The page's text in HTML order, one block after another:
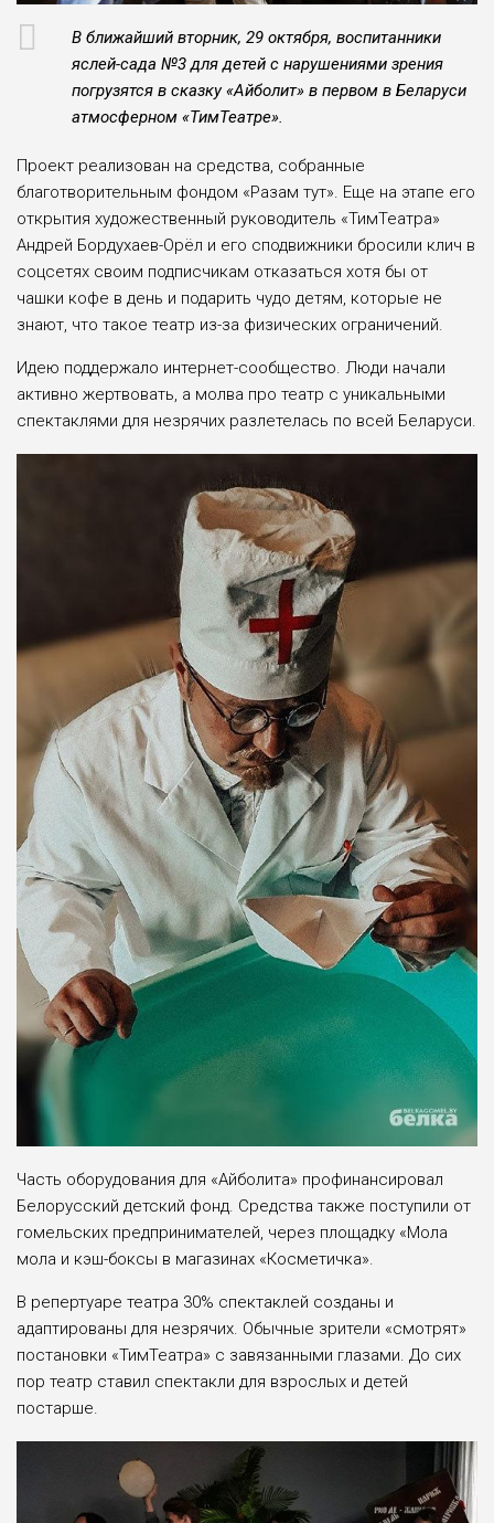
В ближайший вторник, 29 октября, воспитанники
яслей-сада №3 для детей с нарушениями зрения
погрузятся в сказку «Айболит» в первом в Беларуси
атмосферном «ТимТеатре».
Проект реализован на средства, собранные
благотворительным фондом «Разам тут». Еще на этапе его
открытия художественный руководитель «ТимТеатра»
Андрей Бордухаев-Орёл и его сподвижники бросили клич в
соцсетях своим подписчикам отказаться хотя бы от
чашки кофе в день и подарить чудо детям, которые не
знают, что такое театр из-за физических ограничений.
Идею поддержало интернет-сообщество. Люди начали
активно жертвовать, а молва про театр с уникальными
спектаклями для незрячих разлетелась по всей Беларуси.
Часть оборудования для «Айболита» профинансировал
Белорусский детский фонд. Средства также поступили от
гомельских предпринимателей, через площадку «Мола
мола и кэш-боксы в магазинах «Косметичка».
В репертуаре театра 30% спектаклей созданы и
адаптированы для незрячих. Обычные зрители «смотрят»
постановки «ТимТеатра» с завязанными глазами. До сих
пор театр ставил спектакли для взрослых и детей
постарше.